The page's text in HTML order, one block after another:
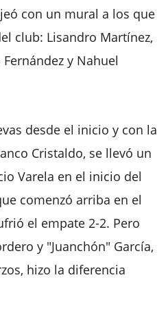
con un mural a los que
club: Lisandro Martínez,
y Nahuel
desde el inicio y con la
Cristaldo, se llevó un
Varela en el inicio del
comenzó arriba en el
el empate 2-2. Pero
y "Juanchón" García,
hizo la diferencia